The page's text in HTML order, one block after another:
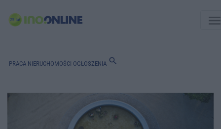
PRACA NIERUCHOMOŚCI OGŁOSZENIA search